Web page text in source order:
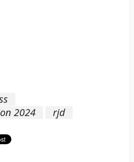
2024
rjd